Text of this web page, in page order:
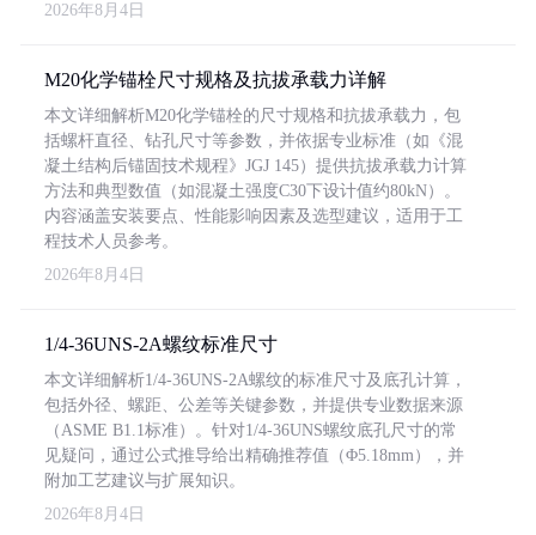
2026年8月4日
M20化学锚栓尺寸规格及抗拔承载力详解
本文详细解析M20化学锚栓的尺寸规格和抗拔承载力，包
括螺杆直径、钻孔尺寸等参数，并依据专业标准（如《混
凝土结构后锚固技术规程》JGJ 145）提供抗拔承载力计算
方法和典型数值（如混凝土强度C30下设计值约80kN）。
内容涵盖安装要点、性能影响因素及选型建议，适用于工
程技术人员参考。
2026年8月4日
1/4-36UNS-2A螺纹标准尺寸
本文详细解析1/4-36UNS-2A螺纹的标准尺寸及底孔计算，
包括外径、螺距、公差等关键参数，并提供专业数据来源
（ASME B1.1标准）。针对1/4-36UNS螺纹底孔尺寸的常
见疑问，通过公式推导给出精确推荐值（Φ5.18mm），并
附加工艺建议与扩展知识。
2026年8月4日